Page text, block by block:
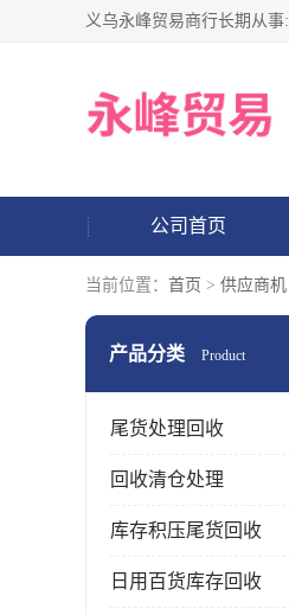
公司首页
当前位置： 首页 > 供应商机
产品分类 Product
尾货处理回收
回收清仓处理
库存积压尾货回收
日用百货库存回收